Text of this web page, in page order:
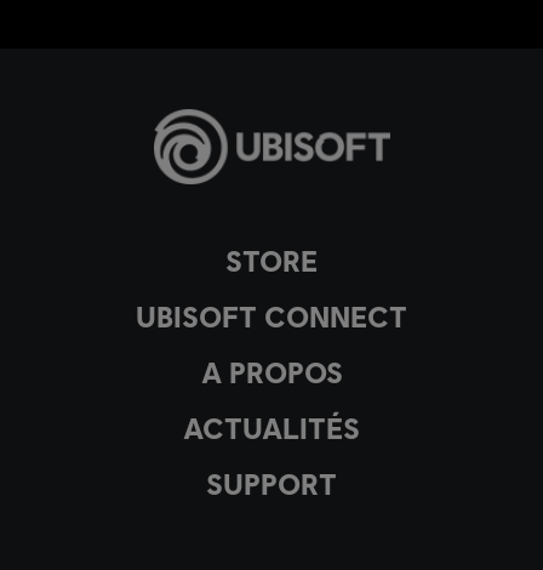
STORE
UBISOFT CONNECT
A PROPOS
ACTUALITÉS
SUPPORT